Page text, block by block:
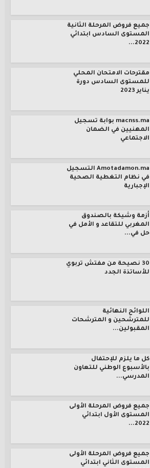
جميع فروض المرحلة الثانية
المستوى السادس ابتدائي
2022...
مقترحات الامتحان المحلي
للمستوى السادس دورة
يناير 2023
macnss.ma بوابة تسجيل
المهنيين في الضمان
الاجتماعي
Amotadamon.ma التسجيل
في نظام التغطية الصحية
الإجبارية
أزمة وشيكة بالصندوق
المغربي للتقاعد و الأمل في
حل في...
30 نصيحة من مفتش تربوي
للأساتذة الجدد
اللوائح النهائية
للمترشحين و المترشحات
المقبولين...
كل ما يلزم للإحتفال
بالأسبوع الوطني للتعاون
المدرسي...
جميع فروض المرحلة الأولى
المستوى الأول ابتدائي
2022...
جميع فروض المرحلة الأولى
المستوى الثاني ابتدائي